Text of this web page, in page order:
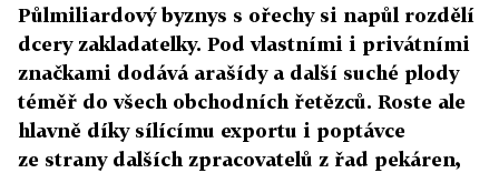
Půlmiliardový byznys s ořechy si napůl rozdělí
dcery zakladatelky. Pod vlastními i privátními
značkami dodává arašídy a další suché plody
téměř do všech obchodních řetězců. Roste ale
hlavně díky sílícímu exportu i poptávce
ze strany dalších zpracovatelů z řad pekáren,